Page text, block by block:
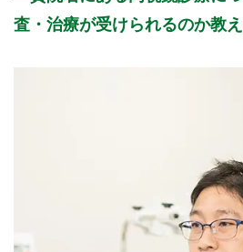
査・治療が受けられるのか教え